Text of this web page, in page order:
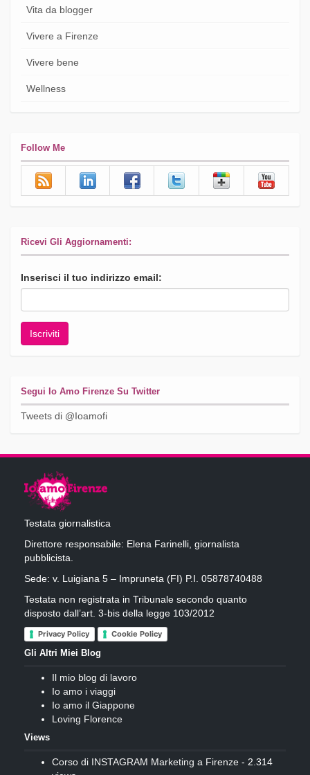
Vita da blogger
Vivere a Firenze
Vivere bene
Wellness
Follow Me
Ricevi Gli Aggiornamenti:
Inserisci il tuo indirizzo email:
Segui Io Amo Firenze Su Twitter
Tweets di @Ioamofi
Testata giornalistica
Direttore responsabile: Elena Farinelli, giornalista
pubblicista.
Sede: v. Luigiana 5 – Impruneta (FI) P.I. 05878740488
Testata non registrata in Tribunale secondo quanto
disposto dall’art. 3-bis della legge 103/2012
Privacy Policy Cookie Policy
Gli Altri Miei Blog
Il mio blog di lavoro
Io amo i viaggi
Io amo il Giappone
Loving Florence
Views
Corso di INSTAGRAM Marketing a Firenze - 2.314